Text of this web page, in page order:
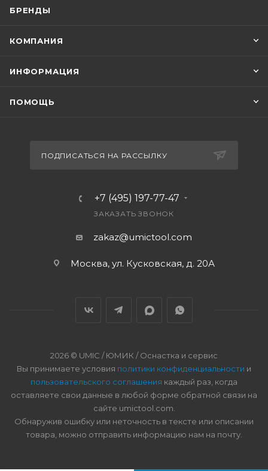
БРЕНДЫ
КОМПАНИЯ
ИНФОРМАЦИЯ
ПОМОЩЬ
ПОДПИСАТЬСЯ НА РАССЫЛКУ
+7 (495) 197-77-47
ЗАКАЗАТЬ ЗВОНОК
zakaz@umictool.com
Москва, ул. Кусковская, д. 20А
2026 © UMIC / ЮМИК / Оснастка и сервис
Вы принимаете условия политики конфиденциальности и
пользовательского соглашения каждый раз, когда
оставляете свои данные в любой форме обратной связи на
сайте umictool.com.
Обнаружив ошибку или неточность в тексте или описании
товара, можно отправить информацию нам на почту.